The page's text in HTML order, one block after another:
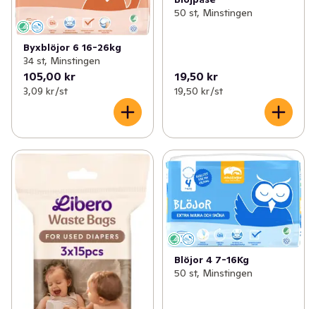
Byxblöjor 6 16-26kg
34 st, Minstingen
105,00 kr
3,09 kr /st
50 st, Minstingen
19,50 kr
19,50 kr /st
Blöjor 4 7-16Kg
50 st, Minstingen